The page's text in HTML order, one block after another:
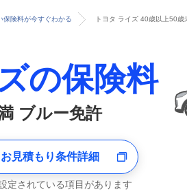
険料が今すぐわかる トヨタ ライズ 40歳以上50歳
の保険料
ブルー免許
お見積もり条件詳細
定されている項目があります